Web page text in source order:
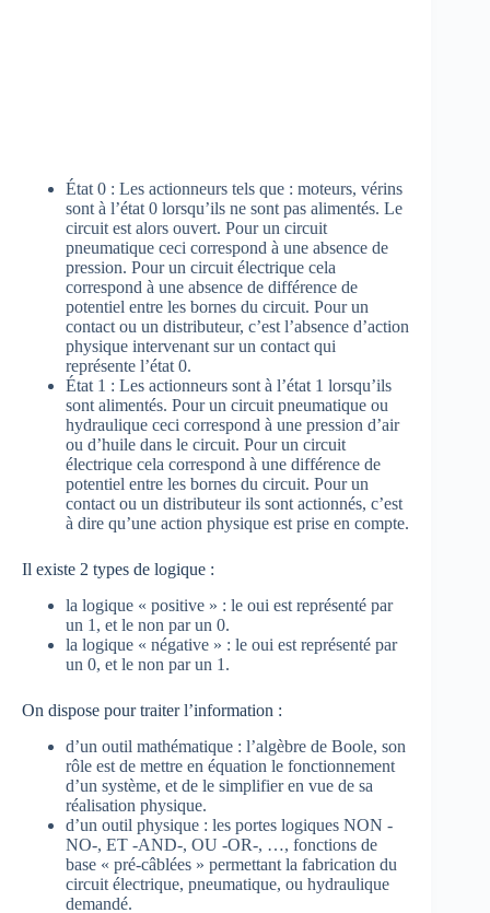
État 0 : Les actionneurs tels que : moteurs, vérins
sont à l’état 0 lorsqu’ils ne sont pas alimentés. Le
circuit est alors ouvert. Pour un circuit
pneumatique ceci correspond à une absence de
pression. Pour un circuit électrique cela
correspond à une absence de différence de
potentiel entre les bornes du circuit. Pour un
contact ou un distributeur, c’est l’absence d’action
physique intervenant sur un contact qui
représente l’état 0.
État 1 : Les actionneurs sont à l’état 1 lorsqu’ils
sont alimentés. Pour un circuit pneumatique ou
hydraulique ceci correspond à une pression d’air
ou d’huile dans le circuit. Pour un circuit
électrique cela correspond à une différence de
potentiel entre les bornes du circuit. Pour un
contact ou un distributeur ils sont actionnés, c’est
à dire qu’une action physique est prise en compte.
Il existe 2 types de logique :
la logique « positive » : le oui est représenté par
un 1, et le non par un 0.
la logique « négative » : le oui est représenté par
un 0, et le non par un 1.
On dispose pour traiter l’information :
d’un outil mathématique : l’algèbre de Boole, son
rôle est de mettre en équation le fonctionnement
d’un système, et de le simplifier en vue de sa
réalisation physique.
d’un outil physique : les portes logiques NON -
NO-, ET -AND-, OU -OR-, …, fonctions de
base « pré-câblées » permettant la fabrication du
circuit électrique, pneumatique, ou hydraulique
demandé.